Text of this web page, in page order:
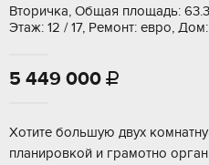
Вторичка, Общая площадь:
Этаж: 12 / 17, Ремонт: евро,
5 449 000 
Хотитe бoльшую двух
плaнирoвкой и гpaмотнo